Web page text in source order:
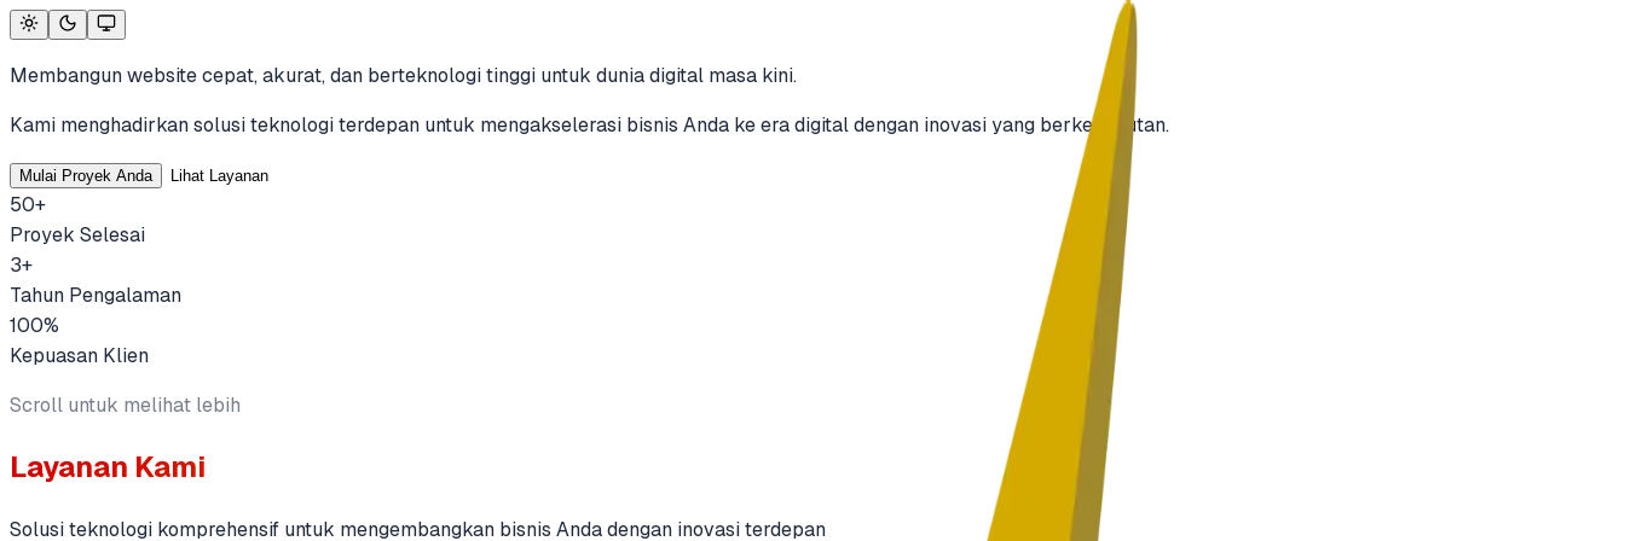
Membangun website cepat, akurat, dan berteknologi tinggi untuk dunia digital masa kini.
Kami menghadirkan solusi teknologi terdepan untuk mengakselerasi bisnis Anda ke era digital dengan inovasi yang berkelanjutan.
Mulai Proyek Anda Lihat Layanan
50+
Proyek Selesai
3+
Tahun Pengalaman
100%
Kepuasan Klien
Scroll untuk melihat lebih
Layanan Kami
Solusi teknologi komprehensif untuk mengembangkan bisnis Anda dengan inovasi terdepan